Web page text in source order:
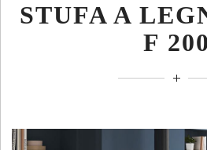
STUFA A
F 200